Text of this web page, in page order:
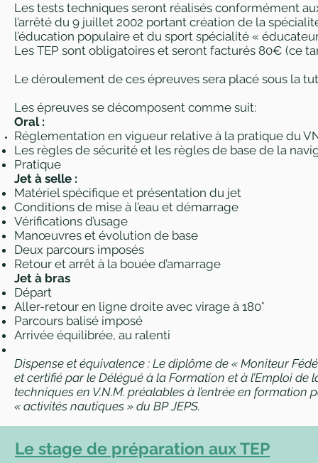
Les tests techniques seront réalisés conformément
l’arrêté du 9 juillet 2002 portant création de la
l’éducation populaire et du sport spécialité «
Les TEP sont obligatoires et seront facturés 80€ (ce
Le déroulement de ces épreuves sera placé sous la
Les épreuves se décomposent comme suit:​
Oral :
Réglementation en vigueur relative à la pratique du
Les règles de sécurité et les règles de base de la
Pratique
Jet à selle :
Matériel spécifique et présentation du jet
Conditions de mise à l’eau et démarrage
Vérifications d’usage
Manœuvres et évolution de base
Deux parcours imposés
Retour et arrêt à la bouée d’amarrage
Jet à bras
Départ
Aller-retour en ligne droite avec virage à 180°
Parcours balisé imposé
Arrivée équilibrée, au ralenti
Dispense et équivalence : Le diplôme de « Moniteur
et certifié par le Délégué à la Formation et à l’Emploi
techniques en V.N.M. préalables à l’entrée en
« activités nautiques » du BP JEPS.
Le stage de préparation aux TEP